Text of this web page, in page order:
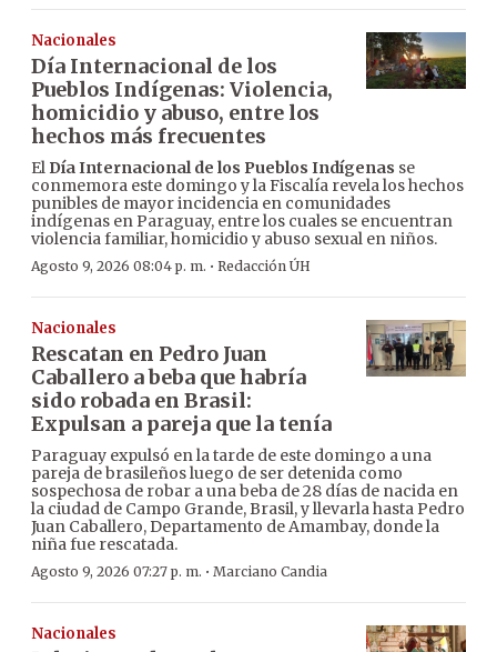
Nacionales
Día Internacional de los
Pueblos Indígenas: Violencia,
homicidio y abuso, entre los
hechos más frecuentes
El Día Internacional de los Pueblos Indígenas se
conmemora este domingo y la Fiscalía revela los hechos
punibles de mayor incidencia en comunidades
indígenas en Paraguay, entre los cuales se encuentran
violencia familiar, homicidio y abuso sexual en niños.
Agosto 9, 2026 08:04 p. m. · Redacción ÚH
Nacionales
Rescatan en Pedro Juan
Caballero a beba que habría
sido robada en Brasil:
Expulsan a pareja que la tenía
Paraguay expulsó en la tarde de este domingo a una
pareja de brasileños luego de ser detenida como
sospechosa de robar a una beba de 28 días de nacida en
la ciudad de Campo Grande, Brasil, y llevarla hasta Pedro
Juan Caballero, Departamento de Amambay, donde la
niña fue rescatada.
Agosto 9, 2026 07:27 p. m. · Marciano Candia
Nacionales